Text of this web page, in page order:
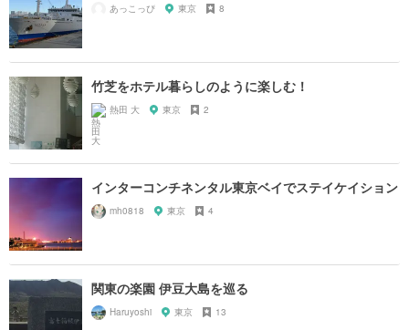
あっこっぴ 東京 8
竹芝をホテル暮らしのように楽しむ！
熱田 大 東京 2
インターコンチネンタル東京ベイでステイケイション
mh0818 東京 4
関東の楽園 伊豆大島を巡る
Haruyoshi 東京 13